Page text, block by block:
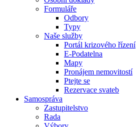
Formuláře
Odbory
Typy
Naše služby
Portál krizového řízení
E-Podatelna
Mapy
Pronájem nemovitostí
Ptejte se
Rezervace svateb
Samospráva
Zastupitelstvo
Rada